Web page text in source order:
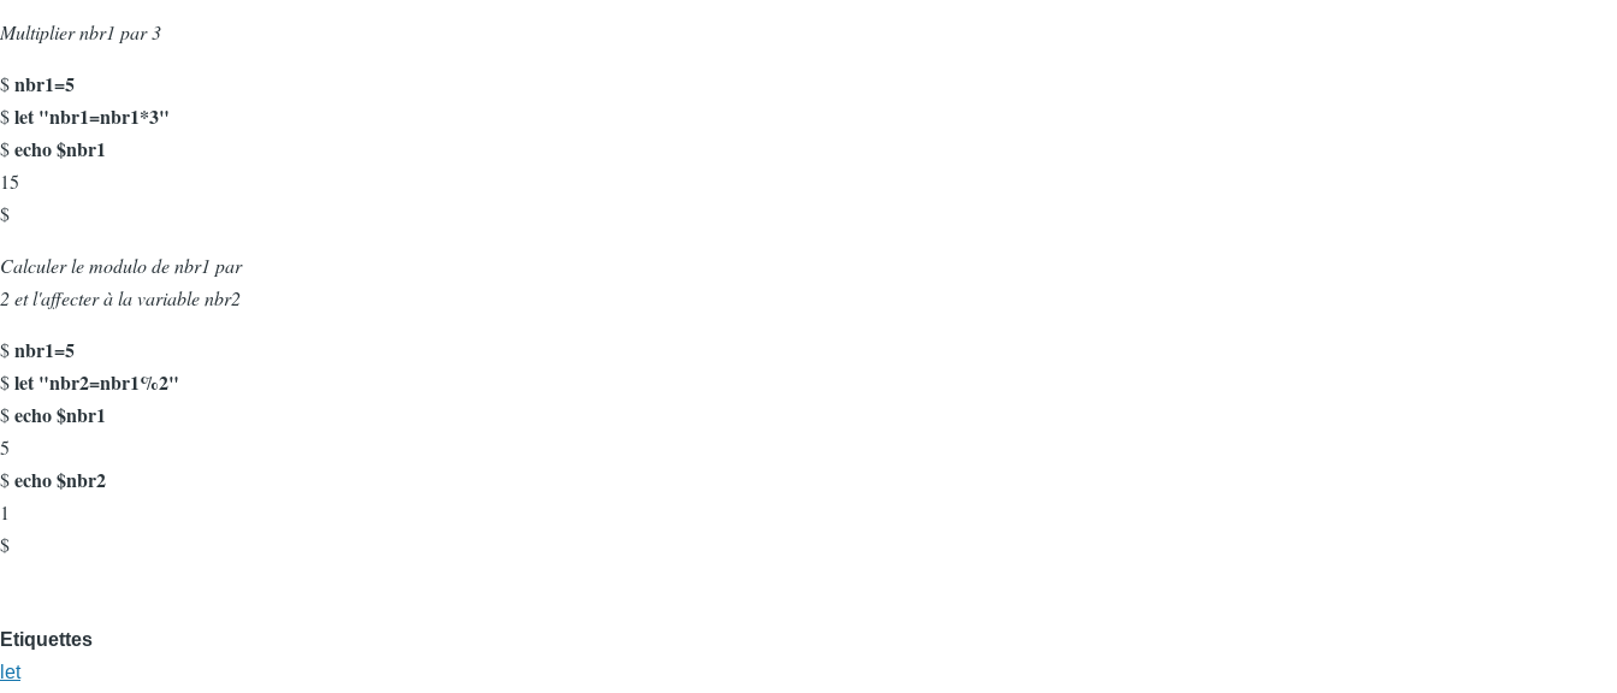
Multiplier nbr1 par 3
$nbr1=5
$let "nbr1=nbr1*3"
$echo $nbr1
15
$
Calculer le modulo de nbr1 par
2 et l'affecter à la variable nbr2
$nbr1=5
$let "nbr2=nbr1%2"
$echo $nbr1
5
$echo $nbr2
1
$
Etiquettes
let